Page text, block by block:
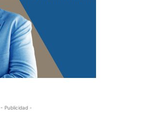
- Publicidad -